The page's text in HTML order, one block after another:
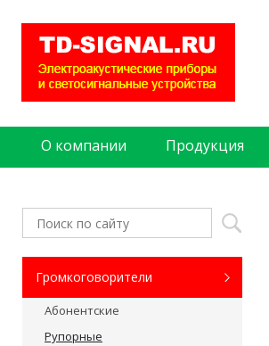
О компании Продукция
Громкоговорители
Абонентские
Рупорные